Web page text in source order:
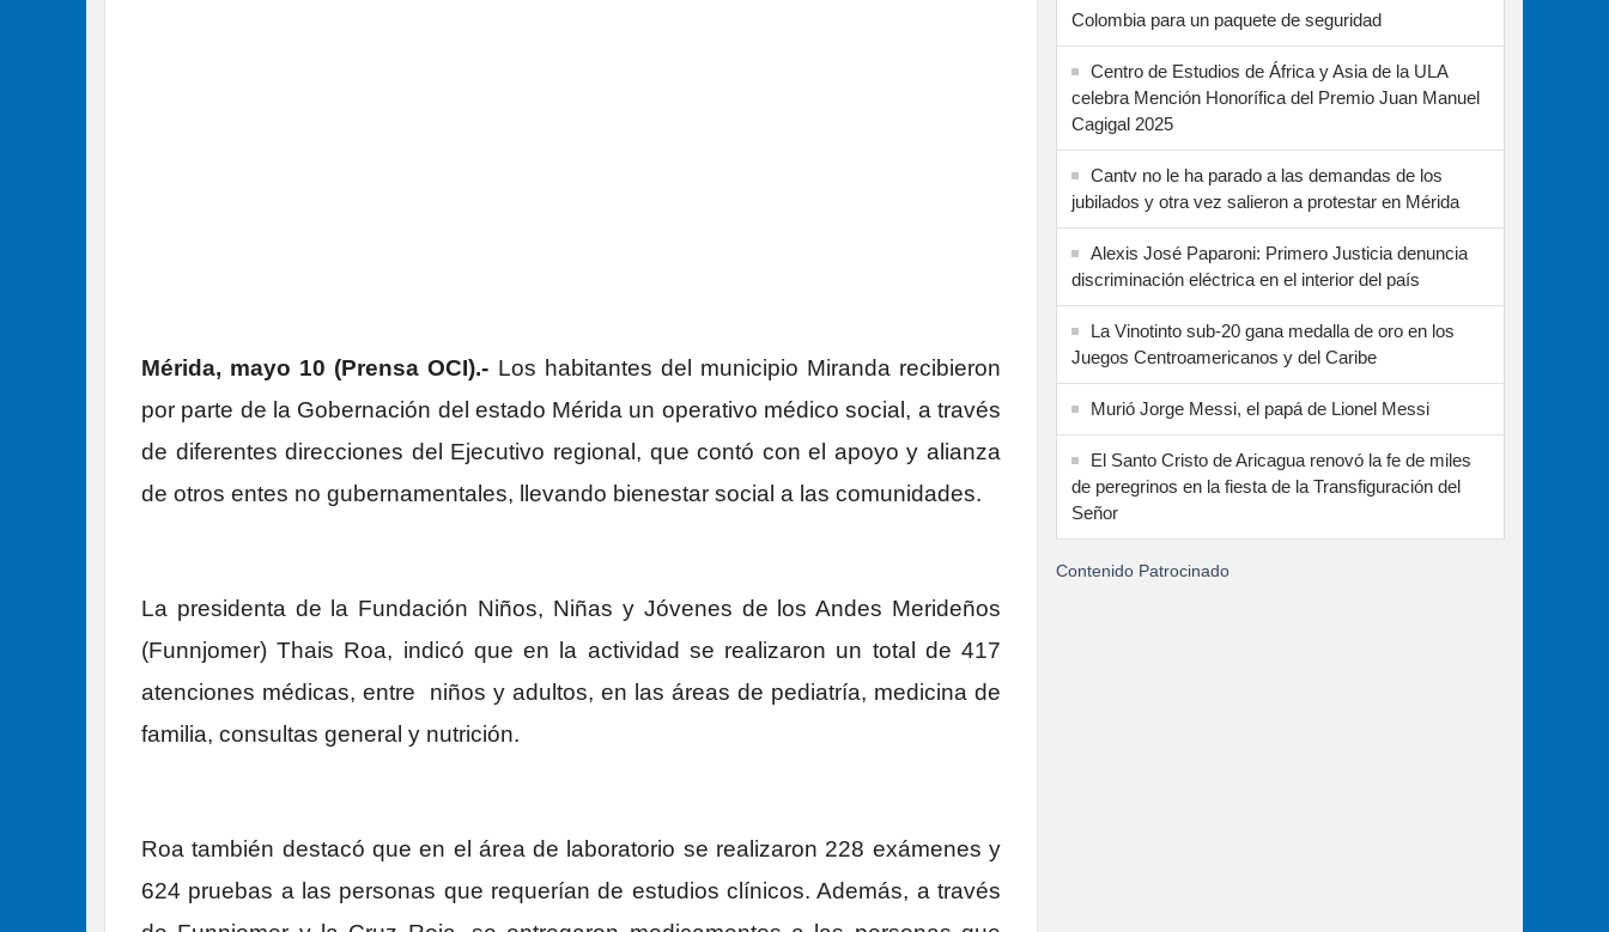
Mérida, mayo 10 (Prensa OCI).- Los habitantes del municipio Miranda recibieron
por parte de la Gobernación del estado Mérida un operativo médico social, a través
de diferentes direcciones del Ejecutivo regional, que contó con el apoyo y alianza
de otros entes no gubernamentales, llevando bienestar social a las comunidades.
La presidenta de la Fundación Niños, Niñas y Jóvenes de los Andes Merideños
(Funnjomer) Thais Roa, indicó que en la actividad se realizaron un total de 417
atenciones médicas, entre niños y adultos, en las áreas de pediatría, medicina de
familia, consultas general y nutrición.
Roa también destacó que en el área de laboratorio se realizaron 228 exámenes y
624 pruebas a las personas que requerían de estudios clínicos. Además, a través
Colombia para un paquete de seguridad
Centro de Estudios de África y Asia de la ULA
celebra Mención Honorífica del Premio Juan Manuel
Cagigal 2025
Cantv no le ha parado a las demandas de los
jubilados y otra vez salieron a protestar en Mérida
Alexis José Paparoni: Primero Justicia denuncia
discriminación eléctrica en el interior del país
La Vinotinto sub-20 gana medalla de oro en los
Juegos Centroamericanos y del Caribe
Murió Jorge Messi, el papá de Lionel Messi
El Santo Cristo de Aricagua renovó la fe de miles
de peregrinos en la fiesta de la Transfiguración del
Señor
Contenido Patrocinado